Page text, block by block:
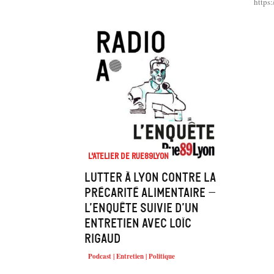
L'atelier de Rue89Lyon
Lutter à Lyon contre la
précarité alimentaire –
L’enquête suivie d’un
entretien avec Loïc
RIGAUD
Podcast | Entretien | Politique